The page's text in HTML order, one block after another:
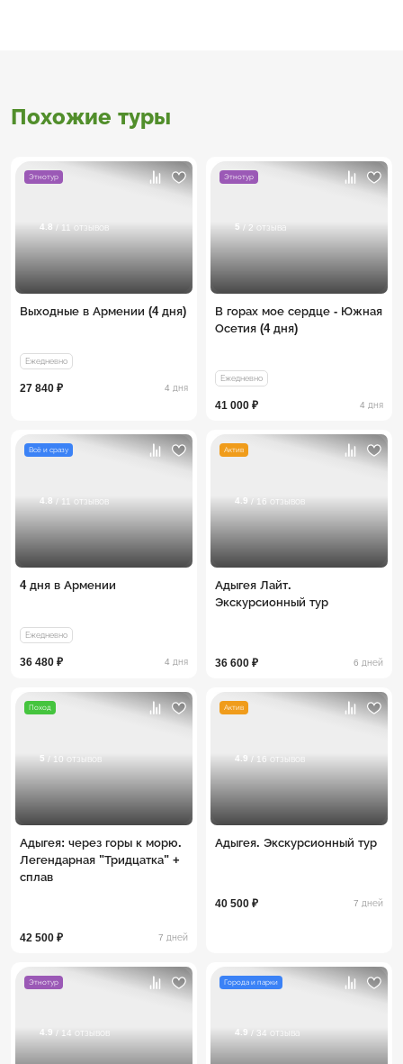
Похожие туры
Этнотур
4.8 / 11 отзывов
Выходные в Армении (4 дня)
Ежедневно
27 840 ₽ 4 дня
Этнотур
5 / 2 отзыва
В горах мое сердце - Южная
Осетия (4 дня)
Ежедневно
41 000 ₽ 4 дня
Всё и сразу
4.8 / 11 отзывов
4 дня в Армении
Ежедневно
36 480 ₽ 4 дня
Актив
4.9 / 16 отзывов
Адыгея Лайт.
Экскурсионный тур
36 600 ₽ 6 дней
Поход
5 / 10 отзывов
Адыгея: через горы к морю.
Легендарная "Тридцатка" +
сплав
42 500 ₽ 7 дней
Актив
4.9 / 16 отзывов
Адыгея. Экскурсионный тур
40 500 ₽ 7 дней
Этнотур
4.9 / 14 отзывов
Города и парки
4.9 / 34 отзыва